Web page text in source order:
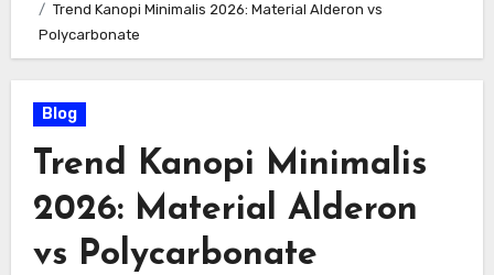
Trend Kanopi Minimalis 2026: Material Alderon vs
Polycarbonate
Blog
Trend Kanopi Minimalis
2026: Material Alderon
vs Polycarbonate